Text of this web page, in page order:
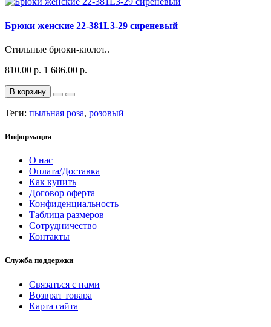
Брюки женские 22-381L3-29 сиреневый
Стильные брюки-кюлот..
810.00 р. 1 686.00 р.
В корзину
Теги: пыльная роза, розовый
Информация
О нас
Оплата/Доставка
Как купить
Договор оферта
Конфиденциальность
Таблица размеров
Сотрудничество
Контакты
Служба поддержки
Связаться с нами
Возврат товара
Карта сайта